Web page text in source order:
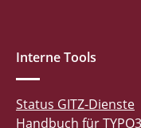
Interne Tools
Status GITZ-Dienste
Handbuch für